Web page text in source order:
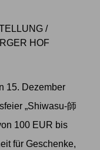
/
HOF
15. Dezember
„Shiwasu-師
100 EUR bis
für Geschenke,